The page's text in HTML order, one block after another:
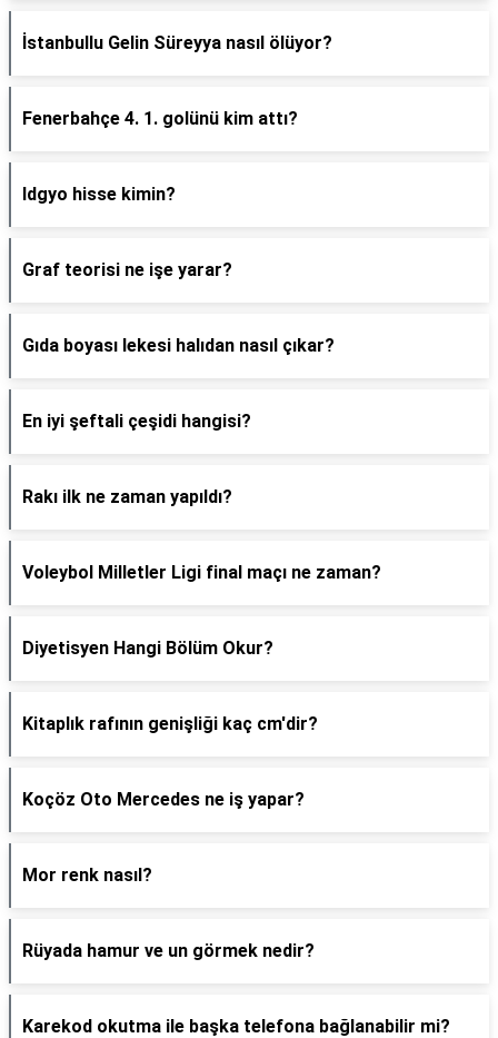
İstanbullu Gelin Süreyya nasıl ölüyor?
Fenerbahçe 4. 1. golünü kim attı?
Idgyo hisse kimin?
Graf teorisi ne işe yarar?
Gıda boyası lekesi halıdan nasıl çıkar?
En iyi şeftali çeşidi hangisi?
Rakı ilk ne zaman yapıldı?
Voleybol Milletler Ligi final maçı ne zaman?
Diyetisyen Hangi Bölüm Okur?
Kitaplık rafının genişliği kaç cm'dir?
Koçöz Oto Mercedes ne iş yapar?
Mor renk nasıl?
Rüyada hamur ve un görmek nedir?
Karekod okutma ile başka telefona bağlanabilir mi?